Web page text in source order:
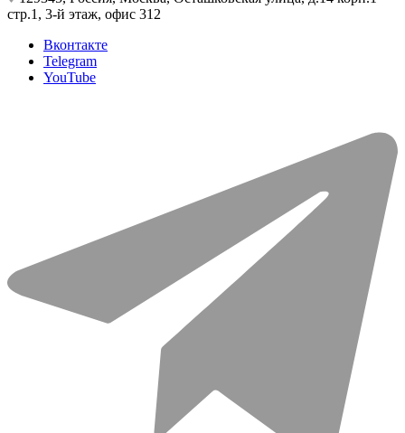
стр.1, 3-й этаж, офис 312
Вконтакте
Telegram
YouTube